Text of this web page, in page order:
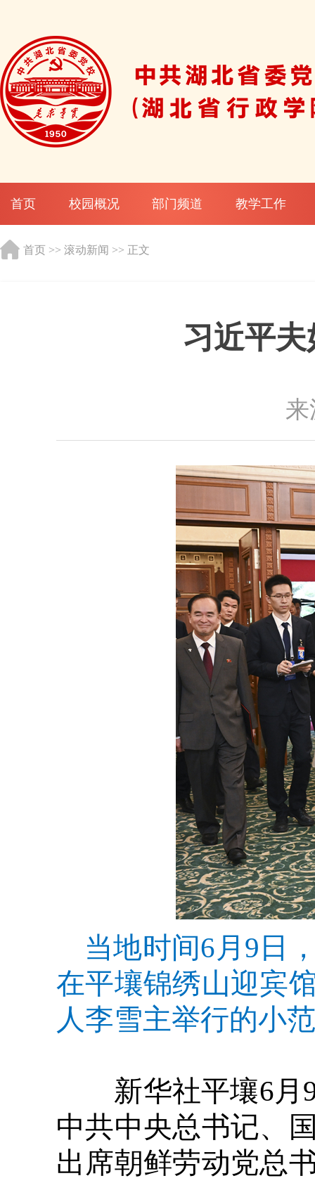
首页 校园概况 部门频道 教学工作
首页 >> 滚动新闻 >> 正文
习近平
当地时间6月9日
在平壤锦绣山迎宾
人李雪主举行的小
新华社平壤6月9
中共中央总书记、
出席朝鲜劳动党总